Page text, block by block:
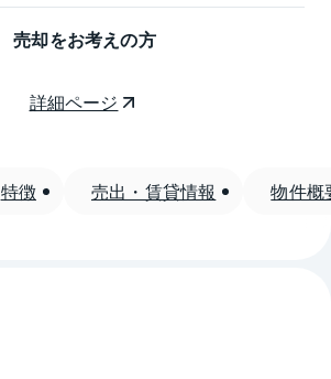
売却をお考えの方
詳細ページ
特徴 売出・賃貸情報 物件概